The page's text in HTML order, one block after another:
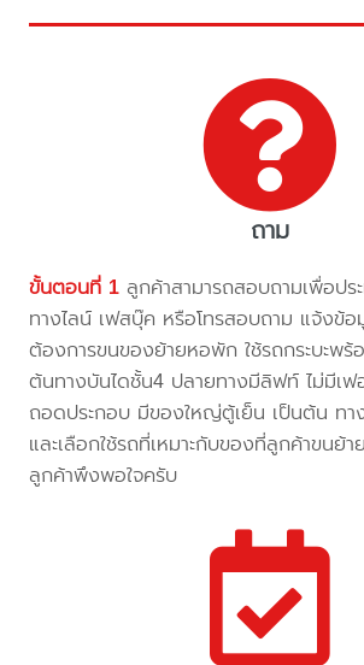
ถาม
ขั้นตอนที่ 1 ลูกค้าสามารถสอบถามเพื่อประ
ทางไลน์ เฟสบุ๊ค หรือโทรสอบถาม แจ้งข้อ
ต้องการขนของย้ายหอพัก ใช้รถกระบะพ
ต้นทางบันไดชั้น4 ปลายทางมีลิฟท์ ไม่มีเฟ
ถอดประกอบ มีของใหญ่ตู้เย็น เป็นต้น ทางเ
และเลือกใช้รถที่เหมาะกับของที่ลูกค้าขนย้า
ลูกค้าพึงพอใจครับ